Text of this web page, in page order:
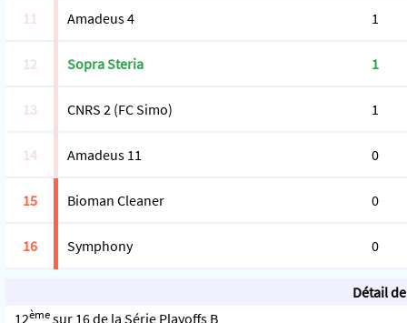
11 Amadeus 4 1
12 Sopra Steria 1
13 CNRS 2 (FC Simo) 1
14 Amadeus 11 0
15 Bioman Cleaner 0
16 Symphony 0
Détail
12èmesur 16 de la Série Playoffs B